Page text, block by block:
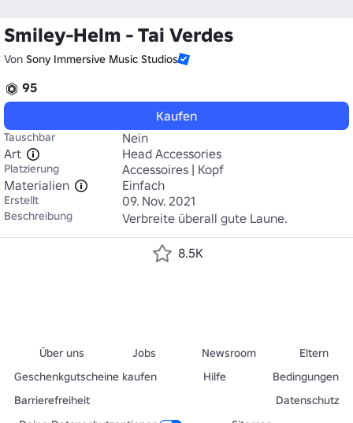
Smiley-Helm - Tai Verdes
Von Sony Immersive Music Studios
95
Kaufen
Tauschbar
Nein
Art
Head Accessories
Platzierung
Accessoires | Kopf
Materialien
Einfach
Erstellt 09. Nov. 2021
Beschreibung
8.5K
Über uns Jobs Newsroom
Eltern
Geschenkgutscheine kaufen
Hilfe
Bedingungen
Barrierefreiheit
Datenschutz